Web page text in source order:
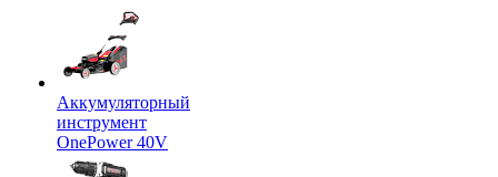
Аккумуляторный
инструмент
OnePower 40V